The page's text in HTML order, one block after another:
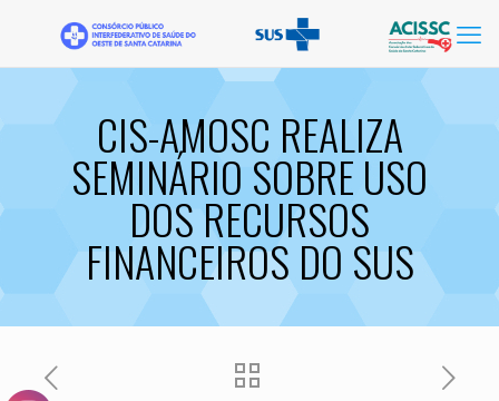
CIS-AMOSC REALIZA
SEMINÁRIO SOBRE USO
DOS RECURSOS
FINANCEIROS DO SUS